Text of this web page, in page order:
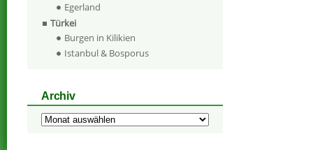
Egerland
Türkei
Burgen in Kilikien
Istanbul & Bosporus
Archiv
Archiv